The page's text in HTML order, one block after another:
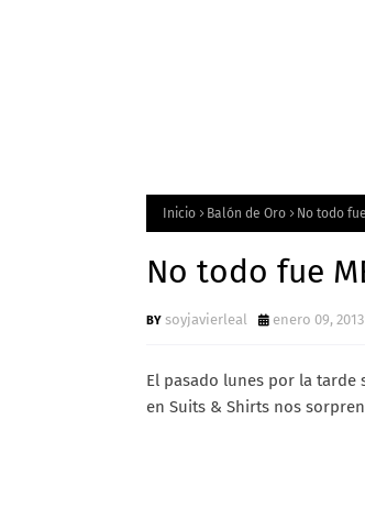
Inicio Balón de Oro No todo
No todo fue
soyjavierleal enero 09, 2013
El pasado lunes por la tarde
en Suits & Shirts nos